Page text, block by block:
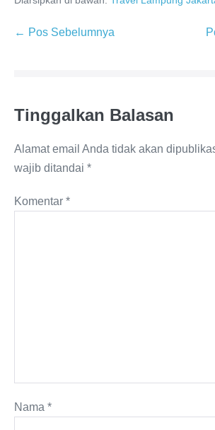
← Pos Sebelumnya
Tinggalkan Balasan
Alamat email Anda tidak akan
wajib ditandai *
Komentar *
Nama *